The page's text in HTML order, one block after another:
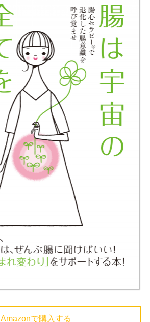
Amazonで購入する